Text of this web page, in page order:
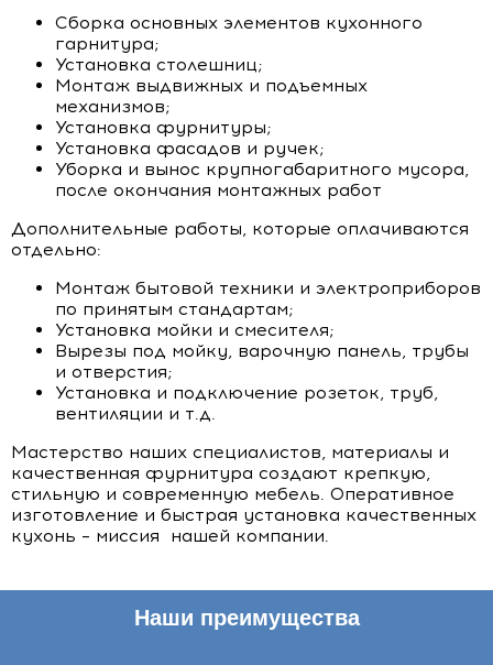
Сборка основных элементов кухонного
гарнитура;
Установка столешниц;
Монтаж выдвижных и подъемных
механизмов;
Установка фурнитуры;
Установка фасадов и ручек;
Уборка и вынос крупногабаритного мусора,
после окончания монтажных работ
Дополнительные работы, которые оплачиваются
отдельно:
Монтаж бытовой техники и электроприборов
по принятым стандартам;
Установка мойки и смесителя;
Вырезы под мойку, варочную панель, трубы
и отверстия;
Установка и подключение розеток, труб,
вентиляции и т.д.
Мастерство наших специалистов, материалы и
качественная фурнитура создают крепкую,
стильную и современную мебель. Оперативное
изготовление и быстрая установка качественных
кухонь – миссия нашей компании.
Наши преимущества